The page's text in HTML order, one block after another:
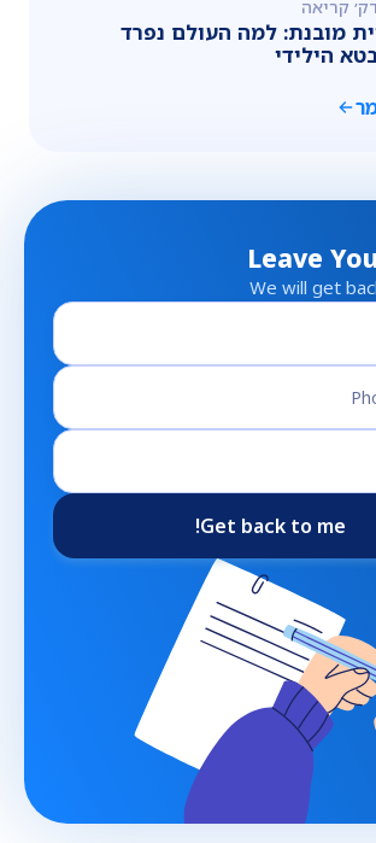
מובנת: למה העולם נפרד
הילידי
Leave
We will get
Get back to me!